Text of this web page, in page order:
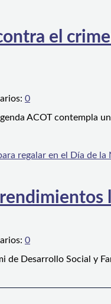
el
0
ACOT contempla
0
de Desarrollo Social y